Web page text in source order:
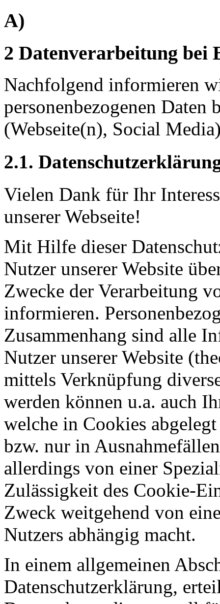
A)
2 Datenverarbeitung bei
Nachfolgend informieren
personenbezogenen Daten
(Webseite(n), Social
2.1.
Vielen Dank für Ihr
unserer Webseite!
Mit Hilfe dieser
Nutzer unserer Website
Zwecke der Verarbeitung
informieren.
Zusammenhang sind alle
Nutzer unserer Website
mittels Verknüpfung
werden können u.a. auch
welche in Cookies
bzw. nur in
allerdings von einer
Zulässigkeit des Cookie-
Zweck weitgehend von
Nutzers abhängig macht.
In einem allgemeinen
Datenschutzerklärung,